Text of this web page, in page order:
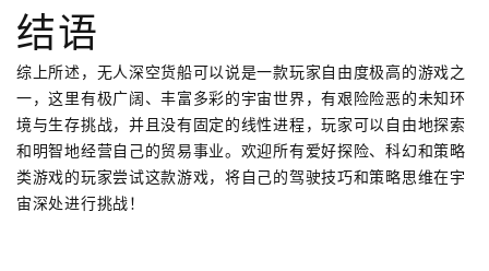
结语
综上所述，无人深空货船可以说是一款玩家自由度极高的游戏之
一，这里有极广阔、丰富多彩的宇宙世界，有艰险险恶的未知环
境与生存挑战，并且没有固定的线性进程，玩家可以自由地探索
和明智地经营自己的贸易事业。欢迎所有爱好探险、科幻和策略
类游戏的玩家尝试这款游戏，将自己的驾驶技巧和策略思维在宇
宙深处进行挑战！